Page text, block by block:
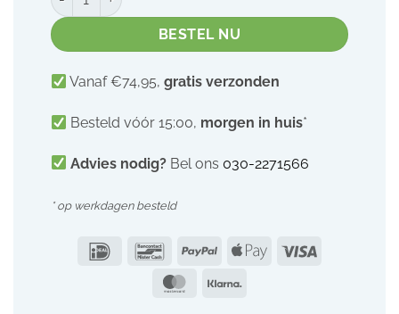
BESTEL NU
Vanaf €74,95,gratis verzonden
Besteld vóór 15:00, morgen in huis*
Advies nodig? Bel ons 030-2271566
* op werkdagen besteld
IDeal Bancontact
PayPal Apple
Visa
MasterCard
Klarna